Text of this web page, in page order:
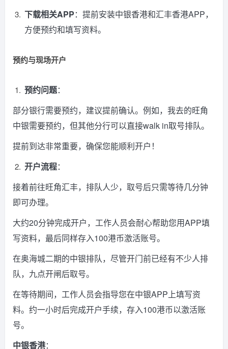
下载相关APP：提前安装中银香港和汇丰香港APP，
方便预约和填写资料。
预约与现场开户
预约问题：
部分银行需要预约，建议提前确认。例如，我去的旺角
中银需要预约，但其他分行可以直接walk in取号排队。
提前到达非常重要，确保您能顺利开户！
开户流程：
接着前往旺角汇丰，排队人少，取号后只需等待几分钟
即可办理。
大约20分钟完成开户，工作人员会耐心帮助您用APP填
写资料，最后同样存入100港币激活账号。
在奥海城二期的中银排队，尽管开门前已经有不少人排
队，九点开闸后取号。
在等待期间，工作人员会指导您在中银APP上填写资
料。约一小时后完成开户手续，存入100港币以激活账
号。
中银香港：